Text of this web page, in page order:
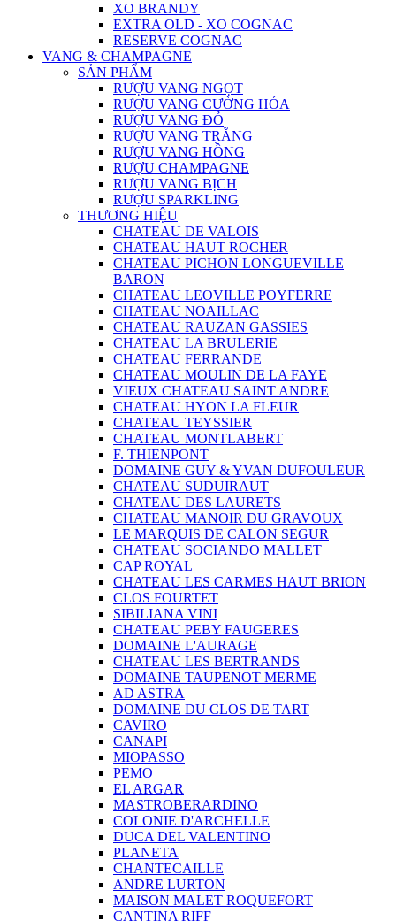
XO BRANDY
EXTRA OLD - XO COGNAC
RESERVE COGNAC
VANG & CHAMPAGNE
SẢN PHẨM
RƯỢU VANG NGỌT
RƯỢU VANG CƯỜNG HÓA
RƯỢU VANG ĐỎ
RƯỢU VANG TRẮNG
RƯỢU VANG HỒNG
RƯỢU CHAMPAGNE
RƯỢU VANG BỊCH
RƯỢU SPARKLING
THƯƠNG HIỆU
CHATEAU DE VALOIS
CHATEAU HAUT ROCHER
CHATEAU PICHON LONGUEVILLE
BARON
CHATEAU LEOVILLE POYFERRE
CHATEAU NOAILLAC
CHATEAU RAUZAN GASSIES
CHATEAU LA BRULERIE
CHATEAU FERRANDE
CHATEAU MOULIN DE LA FAYE
VIEUX CHATEAU SAINT ANDRE
CHATEAU HYON LA FLEUR
CHATEAU TEYSSIER
CHATEAU MONTLABERT
F. THIENPONT
DOMAINE GUY & YVAN DUFOULEUR
CHATEAU SUDUIRAUT
CHATEAU DES LAURETS
CHATEAU MANOIR DU GRAVOUX
LE MARQUIS DE CALON SEGUR
CHATEAU SOCIANDO MALLET
CAP ROYAL
CHATEAU LES CARMES HAUT BRION
CLOS FOURTET
SIBILIANA VINI
CHATEAU PEBY FAUGERES
DOMAINE L'AURAGE
CHATEAU LES BERTRANDS
DOMAINE TAUPENOT MERME
AD ASTRA
DOMAINE DU CLOS DE TART
CAVIRO
CANAPI
MIOPASSO
PEMO
EL ARGAR
MASTROBERARDINO
COLONIE D'ARCHELLE
DUCA DEL VALENTINO
PLANETA
CHANTECAILLE
ANDRE LURTON
MAISON MALET ROQUEFORT
CANTINA RIFF